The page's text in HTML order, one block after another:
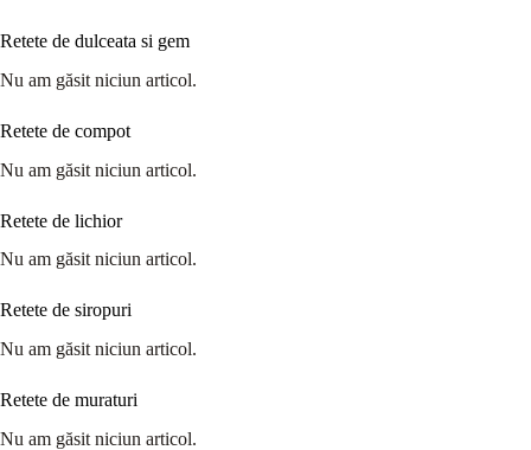
Retete de dulceata si gem
Nu am găsit niciun articol.
Retete de compot
Nu am găsit niciun articol.
Retete de lichior
Nu am găsit niciun articol.
Retete de siropuri
Nu am găsit niciun articol.
Retete de muraturi
Nu am găsit niciun articol.